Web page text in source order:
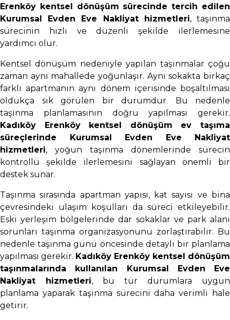
Erenköy kentsel dönüşüm sürecinde tercih edilen
Kurumsal Evden Eve Nakliyat hizmetleri, taşınma
sürecinin hızlı ve düzenli şekilde ilerlemesine
yardımcı olur.
Kentsel dönüşüm nedeniyle yapılan taşınmalar çoğu
zaman aynı mahallede yoğunlaşır. Aynı sokakta birkaç
farklı apartmanın aynı dönem içerisinde boşaltılması
oldukça sık görülen bir durumdur. Bu nedenle
taşınma planlamasının doğru yapılması gerekir.
Kadıköy Erenköy kentsel dönüşüm ev taşıma
süreçlerinde Kurumsal Evden Eve Nakliyat
hizmetleri, yoğun taşınma dönemlerinde sürecin
kontrollü şekilde ilerlemesini sağlayan önemli bir
destek sunar.
Taşınma sırasında apartman yapısı, kat sayısı ve bina
çevresindeki ulaşım koşulları da süreci etkileyebilir.
Eski yerleşim bölgelerinde dar sokaklar ve park alanı
sorunları taşınma organizasyonunu zorlaştırabilir. Bu
nedenle taşınma günü öncesinde detaylı bir planlama
yapılması gerekir. Kadıköy Erenköy kentsel dönüşüm
taşınmalarında kullanılan Kurumsal Evden Eve
Nakliyat hizmetleri, bu tür durumlara uygun
planlama yaparak taşınma sürecini daha verimli hale
getirir.